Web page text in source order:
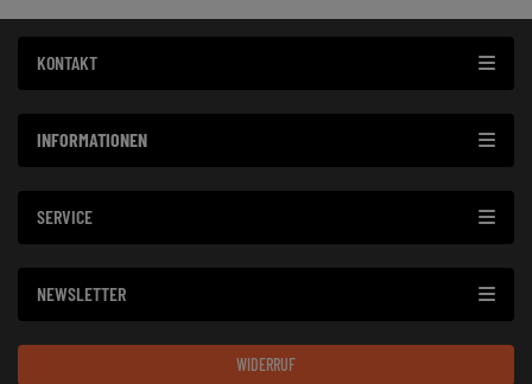
KONTAKT
INFORMATIONEN
SERVICE
NEWSLETTER
WIDERRUF